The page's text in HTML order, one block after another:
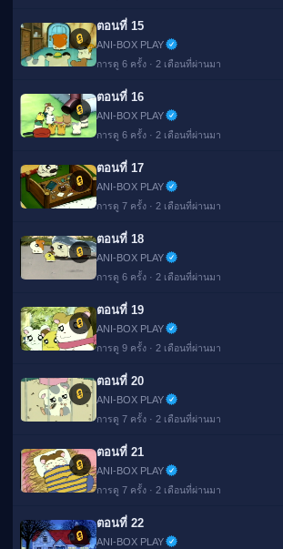
🔒
ตอนที่ 15
ANI-BOX PLAY
การดู 6 ครั้ง · 2 เดือนที่ผ่านมา
🔒
ตอนที่ 16
ANI-BOX PLAY
การดู 6 ครั้ง · 2 เดือนที่ผ่านมา
🔒
ตอนที่ 17
ANI-BOX PLAY
การดู 7 ครั้ง · 2 เดือนที่ผ่านมา
🔒
ตอนที่ 18
ANI-BOX PLAY
การดู 6 ครั้ง · 2 เดือนที่ผ่านมา
🔒
ตอนที่ 19
ANI-BOX PLAY
การดู 9 ครั้ง · 2 เดือนที่ผ่านมา
🔒
ตอนที่ 20
ANI-BOX PLAY
การดู 7 ครั้ง · 2 เดือนที่ผ่านมา
🔒
ตอนที่ 21
ANI-BOX PLAY
การดู 7 ครั้ง · 2 เดือนที่ผ่านมา
🔒
ตอนที่ 22
ANI-BOX PLAY